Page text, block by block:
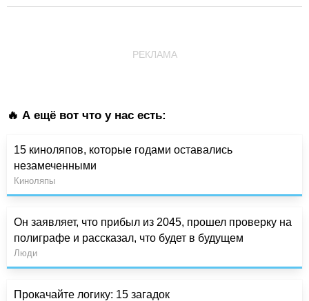
РЕКЛАМА
🔥 А ещё вот что у нас есть:
15 киноляпов, которые годами оставались
незамеченными
Киноляпы
Он заявляет, что прибыл из 2045, прошел проверку на
полиграфе и рассказал, что будет в будущем
Люди
Прокачайте логику: 15 загадок